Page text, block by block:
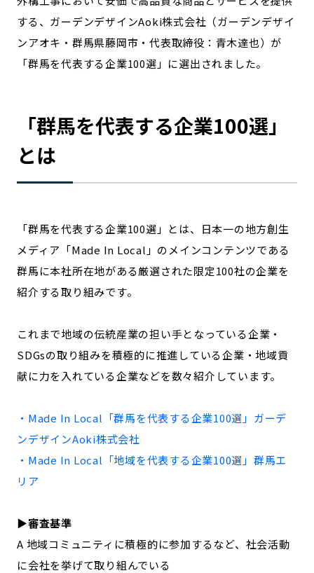
佐賀エリア
長崎エリア
熊本エリア
大分エリア
宮崎エリア
鹿児島エリア
「人」から探す
お問い合わせ 会社概要
する、ガーデンデザインAoki株式会社（ガーデンデザイ
ンアオキ・群馬県藤岡市・代表取締役：青木達也）が
「群馬を代表する企業100選」に選出されました。
「群馬を代表する企業100選」
とは
「群馬を代表する企業100選」とは、日本一の地方創生
メディア「Made In Local」のメインコンテンツである
群馬に本社所在地がある厳選された限定100社の企業を
紹介する取り組みです。
これまで地域の伝統産業の担い手となっている企業・
SDGsの取り組みを積極的に推進している企業・地域貢
献に力を入れている企業などを数々紹介しています。
・Made In Local「群馬を代表する企業100選」 ガーデ
ンデザインAoki株式会社
・Made In Local「地域を代表する企業100選」 群馬エ
リア
▶︎審査基準
A 地域コミュニティに積極的に参加するなど、社会活動
に会社を挙げて取り組んでいる